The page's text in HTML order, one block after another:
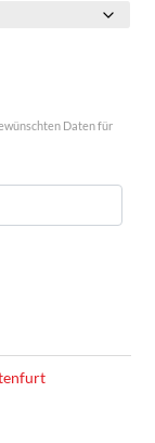
Daten für